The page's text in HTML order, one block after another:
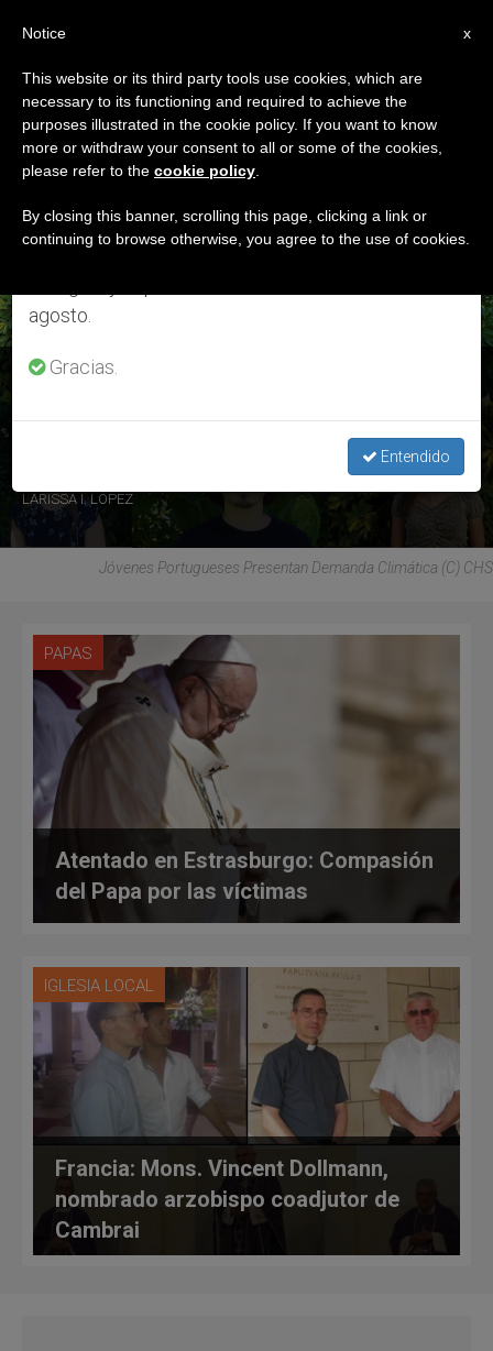
ETIQUETA
Posts Tagged
‘estrasburgo’
ÚLTIMAS NOTICIAS
Portugal: 6 jóvenes presentan demanda climática contra 33
LARISSA I. LÓPEZ
Jóvenes Portugueses Presentan Demanda Climática (C) CHS
PAPAS
Atentado en Estrasburgo: Compasión
del Papa por las víctimas
IGLESIA LOCAL
Francia: Mons. Vincent Dollmann,
nombrado arzobispo coadjutor de
Cambrai
×
Aviso importante
Del 27 de julio al 7 de agosto haremos la pausa
anual, aprovechando que en el periodo de verano
se generan menos informaciones y también el
agosto.
Gracias.
Entendido
x
Notice
This website or its third party tools use cookies, which are
necessary to its functioning and required to achieve the
purposes illustrated in the cookie policy. If you want to know
more or withdraw your consent to all or some of the cookies,
please refer to the cookie policy
By closing this banner, scrolling this page, clicking a link or
continuing to browse otherwise, you agree to the use of cookies.